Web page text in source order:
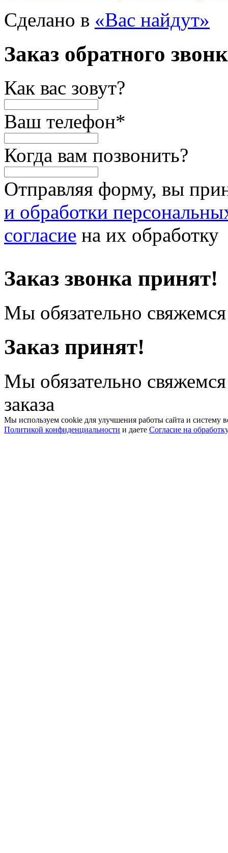
Сделано в «Вас найдут»
Заказ обратного
Как вас зовут?
Ваш телефон*
Когда вам позвонить?
Отправляя форму, вы
и обработки
согласие на их обработку
Заказ звонка принят!
Мы обязательно
Заказ принят!
Мы обязательно
заказа
Мы используем cookie для улучшения работы сайта и систему
Политикой конфиденциальности и даете Согласие на